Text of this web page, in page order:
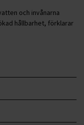
och invånarna
hållbarhet, förklarar